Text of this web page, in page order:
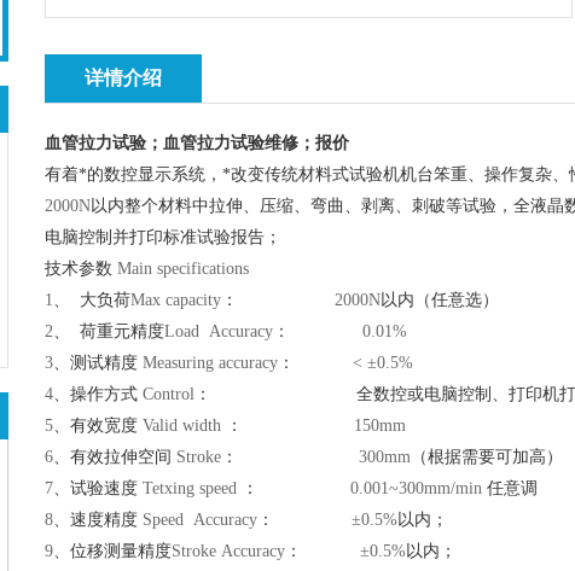
详情介绍
血管拉力试验；血管拉力试验维修；报价
有着*的数控显示系统，*改变传统材料式试验机机台笨重、操作复杂
2000N以内整个材料中拉伸、压缩、弯曲、剥离、刺破等试验，全液
电脑控制并打印标准试验报告；
技术参数 Main specifications
1、 大负荷Max capacity ： 2000N以内（任意选）
2、 荷重元精度Load Accuracy ：
0.01%
3、测试精度 Measuring accuracy ：
< ±0.5%
4、操作方式 Control ：
全数控或电脑控制、打印机
5、有效宽度 Valid width ：
150mm
6、有效拉伸空间 Stroke ： 300mm （根据需要可加高）
7、试验速度 Tetxing speed ： 0.001~300mm/min任意调
8、速度精度 Speed Accuracy ： ±0.5%以内；
9、位移测量精度Stroke Accuracy ： ±0.5%以内；